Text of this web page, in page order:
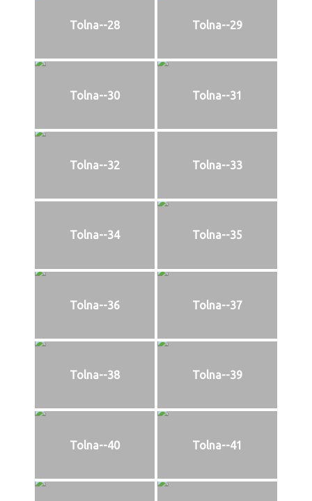
Tolna--28 Tolna--29
Tolna--30 Tolna--31
Tolna--32 Tolna--33
Tolna--34 Tolna--35
Tolna--36 Tolna--37
Tolna--38 Tolna--39
Tolna--40 Tolna--41